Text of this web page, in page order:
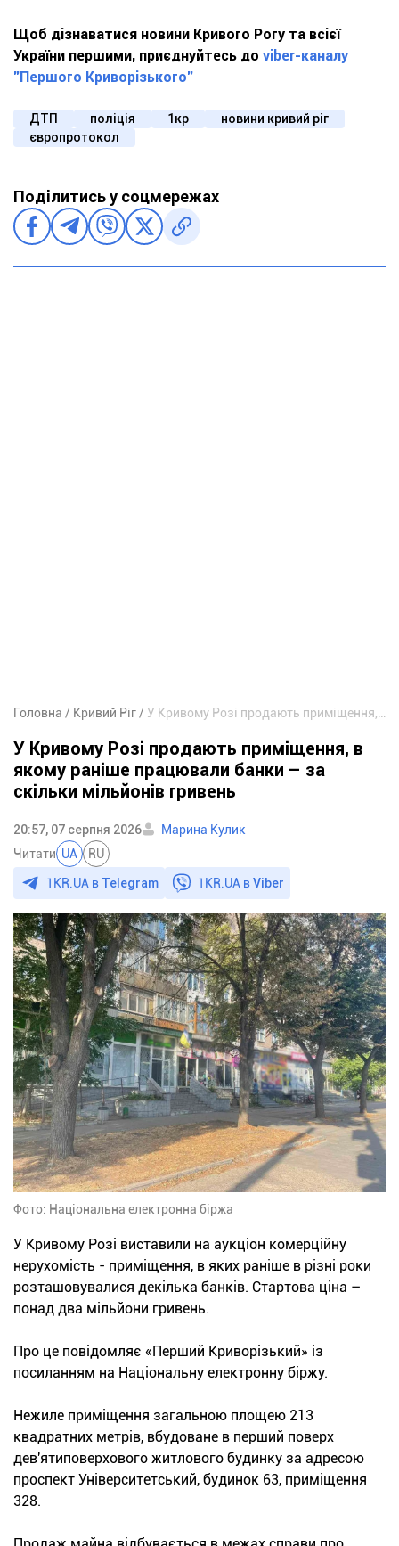
Щоб дізнаватися новини Кривого Рогу та всієї
України першими, приєднуйтесь до viber-каналу
"Першого Криворізького"
ДТП поліція 1кр
новини кривий ріг
європротокол
Поділитись у соцмережах
Головна Кривий Ріг
У Кривому Розі продають приміщення, в
якому раніше працювали банки – за
скільки мільйонів гривень
20:57, 07 серпня 2026
Марина Кулик
Читати UA RU
1KR.UA в Telegram 1KR.UA вViber
Фото: Національна електронна біржа
У Кривому Розі виставили на аукціон комерційну
нерухомість - приміщення, в яких раніше в різні роки
розташовувалися декілька банків. Стартова ціна –
понад два мільйони гривень.
Про це повідомляє «Перший Криворізький» із
посиланням на Національну електронну біржу.
Нежиле приміщення загальною площею 213
квадратних метрів, вбудоване в перший поверх
дев'ятиповерхового житлового будинку за адресою
проспект Університетський, будинок 63, приміщення
328.